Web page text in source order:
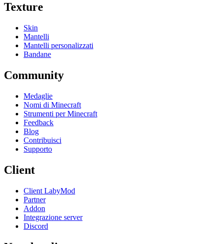
Texture
Skin
Mantelli
Mantelli personalizzati
Bandane
Community
Medaglie
Nomi di Minecraft
Strumenti per Minecraft
Feedback
Blog
Contribuisci
Supporto
Client
Client LabyMod
Partner
Addon
Integrazione server
Discord